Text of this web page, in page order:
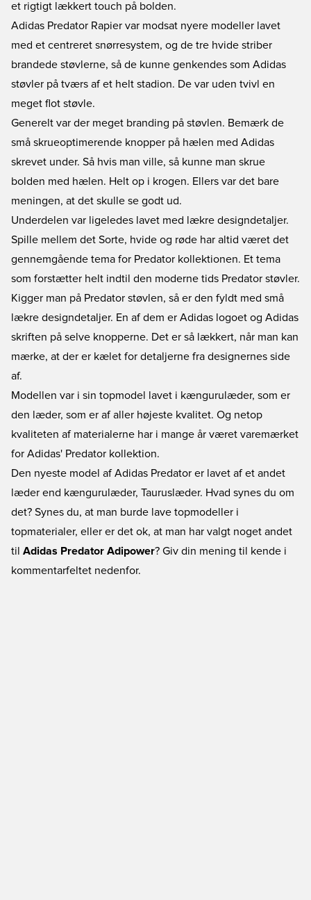
et rigtigt lækkert touch på bolden.
Adidas Predator Rapier var modsat nyere modeller lavet
med et centreret snørresystem, og de tre hvide striber
brandede støvlerne, så de kunne genkendes som Adidas
støvler på tværs af et helt stadion. De var uden tvivl en
meget flot støvle.
Generelt var der meget branding på støvlen. Bemærk de
små skrueoptimerende knopper på hælen med Adidas
skrevet under. Så hvis man ville, så kunne man skrue
bolden med hælen. Helt op i krogen. Ellers var det bare
meningen, at det skulle se godt ud.
Underdelen var ligeledes lavet med lækre designdetaljer.
Spille mellem det Sorte, hvide og røde har altid været det
gennemgående tema for Predator kollektionen. Et tema
som forstætter helt indtil den moderne tids Predator støvler.
Kigger man på Predator støvlen, så er den fyldt med små
lækre designdetaljer. En af dem er Adidas logoet og Adidas
skriften på selve knopperne. Det er så lækkert, når man kan
mærke, at der er kælet for detaljerne fra designernes side
af.
Modellen var i sin topmodel lavet i kængurulæder, som er
den læder, som er af aller højeste kvalitet. Og netop
kvaliteten af materialerne har i mange år været varemærket
for Adidas' Predator kollektion.
Den nyeste model af Adidas Predator er lavet af et andet
læder end kængurulæder, Tauruslæder. Hvad synes du om
det? Synes du, at man burde lave topmodeller i
topmaterialer, eller er det ok, at man har valgt noget andet
til Adidas Predator Adipower? Giv din mening til kende i
kommentarfeltet nedenfor.